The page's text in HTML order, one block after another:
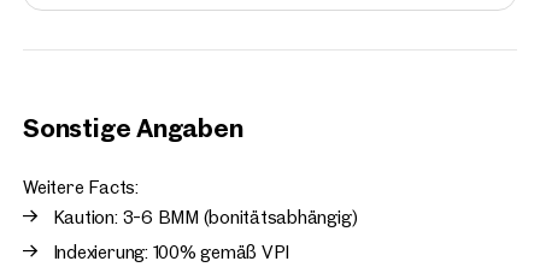
Sonstige Angaben
Weitere Facts:
Kaution: 3-6 BMM (bonitätsabhängig)
Indexierung: 100% gemäß VPI